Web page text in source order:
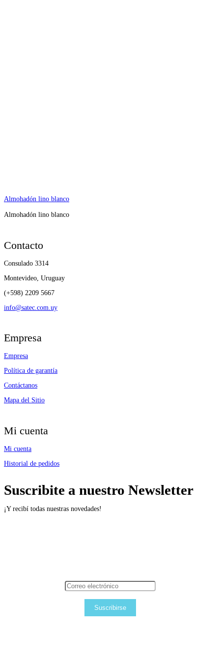
Almohadón lino blanco
Almohadón lino blanco
Contacto
Consulado 3314
Montevideo, Uruguay
(+598) 2209 5667
info@satec.com.uy
Empresa
Empresa
Política de garantía
Contáctanos
Mapa del Sitio
Mi cuenta
Mi cuenta
Historial de pedidos
Suscribite a nuestro Newsletter
¡Y recibí todas nuestras novedades!
Suscribirse